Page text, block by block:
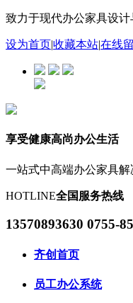
致力于现代办公家具设
设为首页|收藏本站|在线
享受健康高尚办公生活
一站式中高端办公家具
HOTLINE全国服务热线
13570893630 0755-
齐创首页
员工办公系统